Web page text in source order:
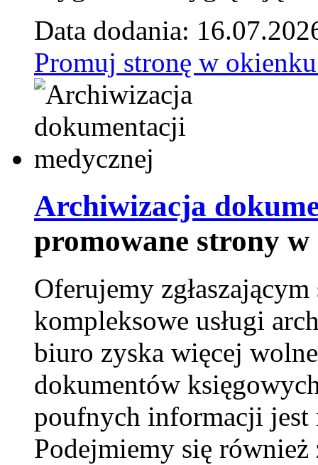
Data dodania:
Promuj stronę w
Archiwizacja
promowane strony
Oferujemy
kompleksowe usługi
biuro zyska więcej
dokumentów
poufnych informacji jest
Podejmiemy się